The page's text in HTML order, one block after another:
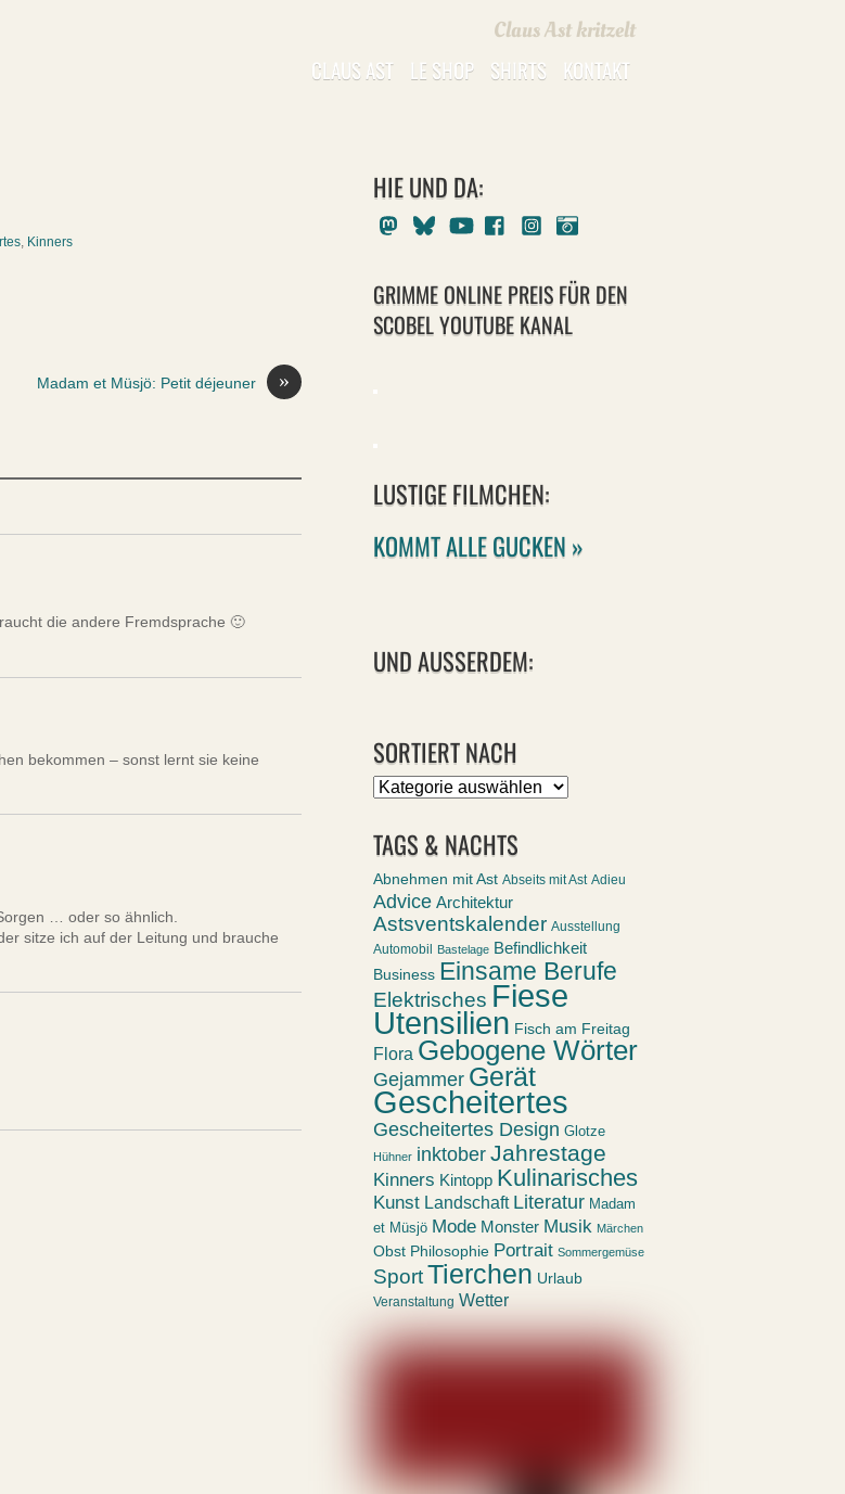
Claus Ast kritzelt
CLAUS AST LE SHOP SHIRTS KONTAKT
, Kinners
»
Madam et Müsjö: Petit déjeuner
die andere Fremdsprache 🙂
bekommen – sonst lernt sie keine
… oder so ähnlich.
sitze ich auf der Leitung und brauche
HIE UND DA:
MastodonBlueskyYoutubeFacebookInstagram
GRIMME ONLINE PREIS FÜR DEN
SCOBEL YOUTUBE KANAL
LUSTIGE FILMCHEN:
KOMMT ALLE GUCKEN »
UND AUSSERDEM:
SORTIERT NACH
Sortiert
TAGS & NACHTS
Abnehmen mit Ast Abseits mit Ast Adieu
Advice Architektur
Astsventskalender Ausstellung
Automobil Bastelage Befindlichkeit
Business Einsame Berufe
Elektrisches Fiese
Utensilien Fisch am Freitag
Flora Gebogene Wörter
Gejammer Gerät
Gescheitertes
Gescheitertes Design Glotze
Hühner inktober Jahrestage
Kinners Kintopp Kulinarisches
Kunst Landschaft Literatur Madam
et Müsjö Mode Monster Musik Märchen
Obst Philosophie Portrait Sommergemüse
SportTierchen Urlaub
Veranstaltung Wetter